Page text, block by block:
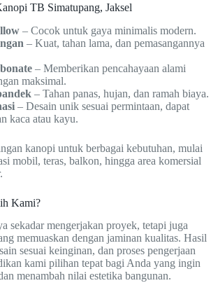
TB Simatupang, Jaksel
– Cocok untuk gaya minimalis modern.
– Kuat, tahan lama, dan pemasangannya
– Memberikan pencahayaan alami
maksimal.
– Tahan panas, hujan, dan ramah biaya.
– Desain unik sesuai permintaan, dapat
kaca atau kayu.
kanopi untuk berbagai kebutuhan, mulai
mobil, teras, balkon, hingga area komersial
Kami?
sekadar mengerjakan proyek, tetapi juga
memuaskan dengan jaminan kualitas. Hasil
sesuai keinginan, dan proses pengerjaan
kami pilihan tepat bagi Anda yang ingin
menambah nilai estetika bangunan.